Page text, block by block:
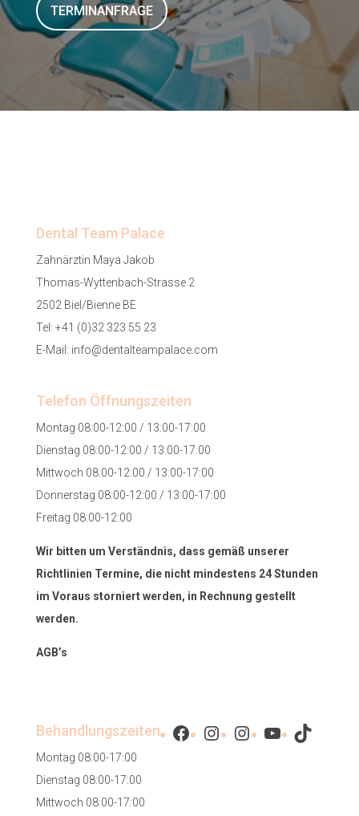
TERMINANFRAGE
Dental Team Palace
Zahnärztin Maya Jakob
Thomas-Wyttenbach-Strasse 2
2502 Biel/Bienne BE
Tel: +41 (0)32 323 55 23
E-Mail: info@dentalteampalace.com
Telefon Öffnungszeiten
Montag 08:00-12:00 / 13:00-17:00
Dienstag 08:00-12:00 / 13:00-17:00
Mittwoch 08:00-12:00 / 13:00-17:00
Donnerstag 08:00-12:00 / 13:00-17:00
Freitag 08:00-12:00
Wir bitten um Verständnis, dass gemäß unserer
Richtlinien Termine, die nicht mindestens 24 Stunden
im Voraus storniert werden, in Rechnung gestellt
werden.
AGB’s
Behandlungszeiten
Montag 08:00-17:00
Dienstag 08:00-17:00
Mittwoch 08:00-17:00
Facebook
Instagram
Instagram
YouTube
TikTok